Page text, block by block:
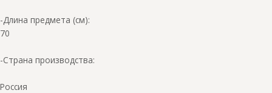
-Длина предмета (см):
70
-Страна производства:
Россия